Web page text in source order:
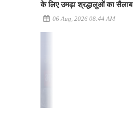
के लिए उमड़ा श्रद्धालुओं का सैलाब
06 Aug, 2026 08:44 AM